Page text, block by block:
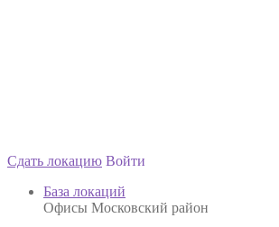
Сдать локацию Войти
База локаций
Офисы Московский район